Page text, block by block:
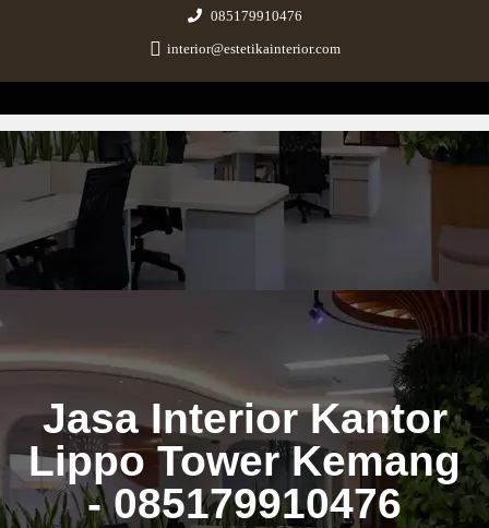
085179910476
interior@estetikainterior.com
Estetika Interior
Design & Build Consultant
Jasa Interior Kantor
Lippo Tower Kemang
- 085179910476